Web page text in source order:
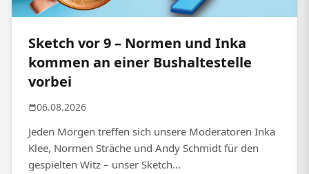
Sketch vor 9 – Normen und Inka
kommen an einer Bushaltestelle
vorbei
06.08.2026
Jeden Morgen treffen sich unsere Moderatoren Inka
Klee, Normen Sträche und Andy Schmidt für den
gespielten Witz – unser Sketch...